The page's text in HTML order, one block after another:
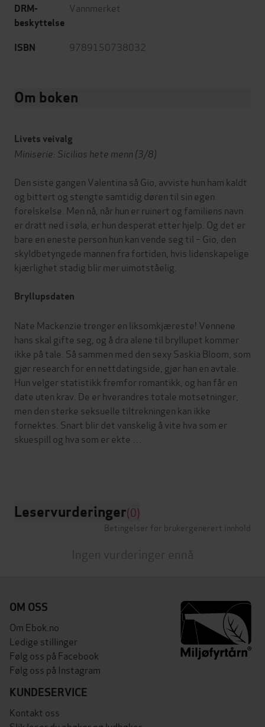
DRM-
beskyttelse
Vannmerket
ISBN 9789150738032
Om boken
Livets veivalg
Miniserie: Sicilias hete menn (3/8)
Den siste gangen Valentina så Gio, avviste hun ham kaldt
og bittert og stengte samtidig døren til sin egen
forelskelse. Men nå, når hun er ruinert og familiens navn
er dratt ned i søla, er hun desperat etter hjelp. Og det er
bare en eneste person hun kan vende seg til – Gio, den
skyldbetyngede mannen fra fortiden, hvis lidenskapelige
kjærlighet stadig blir mer uimotståelig.
Bryllupsdaten
Nate Mackenzie trenger en liksomkjæreste! Vennene
hans skal gifte seg, og å dra alene til bryllupet kommer
ikke på tale. Så sammen med den sexy Saskia Bloom, som
gjør research for en nettdatingside, gjør han en avtale.
Hun velger statistikk fremfor romantikk, og han får en
date uten krav. De er hverandres totale motsetninger,
men den sterke seksuelle tiltrekningen kan ikke
fornektes. Snart blir det vanskelig å vite hva som er
skuespill og hva som er ekte …
Leservurderinger(0)
Betingelser for brukergenerert innhold
Ingen vurderinger ennå
OM OSS
Om Ebok.no
Ledige stillinger
Følg oss på Facebook
Følg oss på Instagram
KUNDESERVICE
Kontakt oss